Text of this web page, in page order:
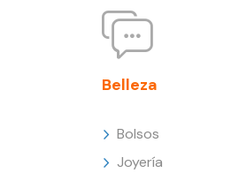
Belleza
Bolsos
Joyería